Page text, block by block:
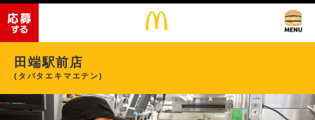
田端駅前店
(タバタエキマエテン)